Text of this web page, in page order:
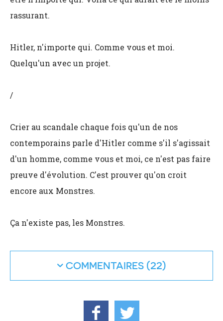
rassurant.
Hitler, n'importe qui. Comme vous et moi.
Quelqu'un avec un projet.
/
Crier au scandale chaque fois qu'un de nos
contemporains parle d'Hitler comme s'il s'agissait
d'un homme, comme vous et moi, ce n'est pas faire
preuve d'évolution. C'est prouver qu'on croit
encore aux Monstres.
Ça n'existe pas, les Monstres.
COMMENTAIRES